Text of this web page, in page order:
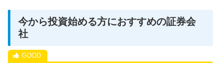
今から投資始める方におすすめの証券会
社